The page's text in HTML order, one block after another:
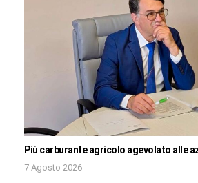
Più carburante agricolo agevolato alle
7 Agosto 2026